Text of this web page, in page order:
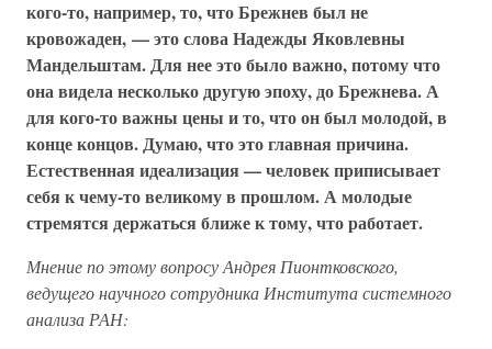
кого-то, например, то, что Брежнев был не
кровожаден, — это слова Надежды Яковлевны
Мандельштам. Для нее это было важно, потому что
она видела несколько другую эпоху, до Брежнева. А
для кого-то важны цены и то, что он был молодой, в
конце концов. Думаю, что это главная причина.
Естественная идеализация — человек приписывает
себя к чему-то великому в прошлом. А молодые
стремятся держаться ближе к тому, что работает.
Мнение по этому вопросу Андрея Пионтковского,
ведущего научного сотрудника Института системного
анализа РАН: